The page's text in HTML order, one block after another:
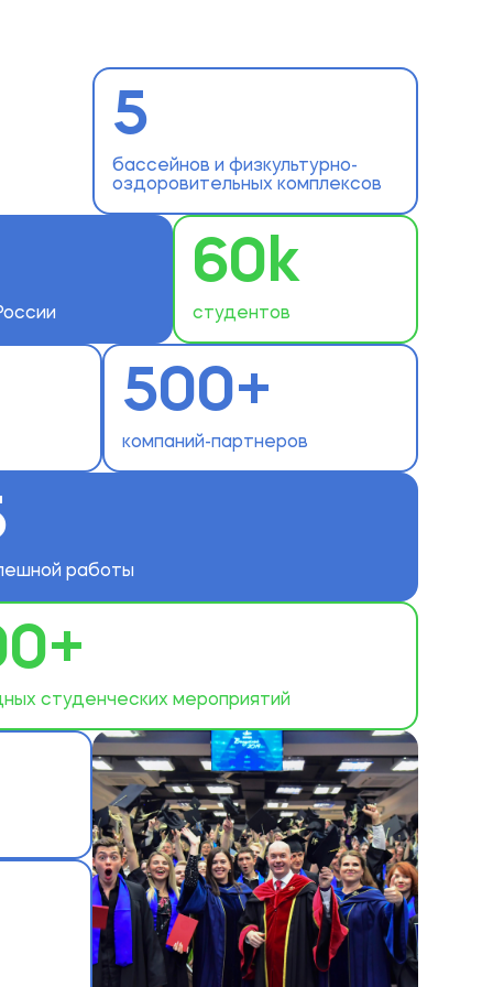
5
бассейнов и физкультурно-
оздоровительных комплексов
60k
студентов
500+
компаний-партнеров
работы
студенческих мероприятий